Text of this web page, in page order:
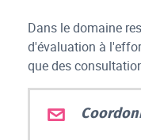
Dans le domaine
d'évaluation à
que des